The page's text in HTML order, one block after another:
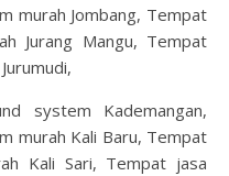
murah Jombang, Tempat
Jurang Mangu, Tempat
system Kademangan,
murah Kali Baru, Tempat
Kali Sari, Tempat jasa